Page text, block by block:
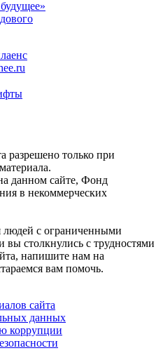
разрешено только при
данном сайте, Фонд
в некоммерческих
людей с ограниченными
вы столкнулись с трудностями
напишите нам на
вам помочь.
сайта
данных
коррупции